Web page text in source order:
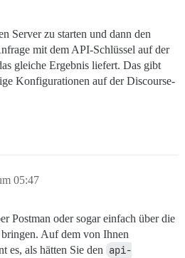
Server zu starten und dann den
mit dem API-Schlüssel auf der
gleiche Ergebnis liefert. Das gibt
Konfigurationen auf der Discourse-
05:47
Postman oder sogar einfach über die
Auf dem von Ihnen
es, als hätten Sie den api-